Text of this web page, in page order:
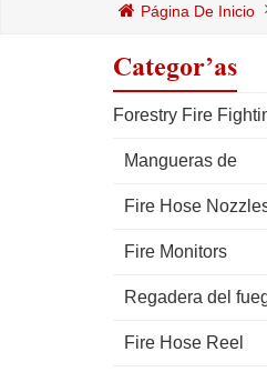
Página De Inicio
Categorías
Forestry Fire
Mangueras de
Fire Hose
Fire Monitors
Regadera del
Fire Hose Reel